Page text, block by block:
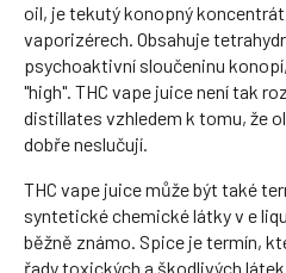
oil, je tekutý konopný
vaporizérech. Obsahuje
psychoaktivní sloučeninu
"high". THC vape juice není tak
distillates vzhledem k tomu, že
dobře neslučují.
THC vape juice může být také
syntetické chemické látky v e
běžně známo. Spice je termín,
řady toxických a škodlivých